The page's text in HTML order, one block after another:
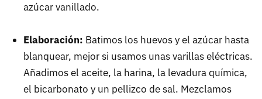
azúcar vanillado.
Elaboración: Batimos los huevos y el azúcar hasta
blanquear, mejor si usamos unas varillas eléctricas.
Añadimos el aceite, la harina, la levadura química,
el bicarbonato y un pellizco de sal. Mezclamos